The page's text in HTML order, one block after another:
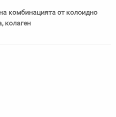
комбинацията от колоидно
колаген